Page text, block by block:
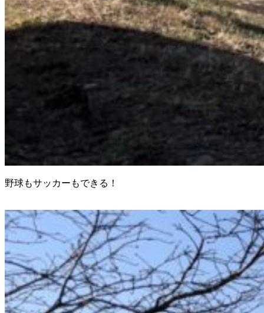
野球もサッカーもできる！